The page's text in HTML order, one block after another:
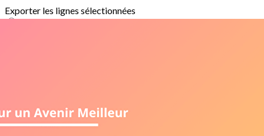
Exporter les lignes sélectionnées
Exporter toutes les colonnes
Accompagnement scolaire
Quartier d'été
JEP